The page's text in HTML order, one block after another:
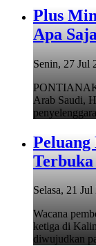
Plus
Apa
Senin, 27 Jul
PONTIANAK
Arab Saudi,
Peluang
Selasa, 21
Wacana
ketiga di
diwujudkan